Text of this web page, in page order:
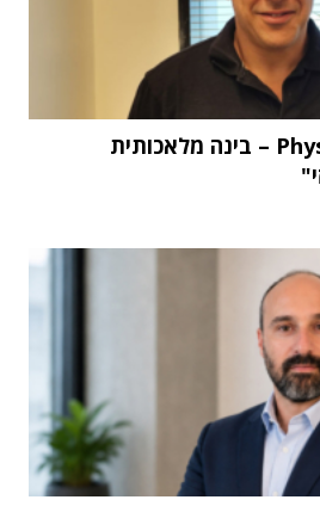
"העתיד הוא Physical AI – בינה מלאכותית